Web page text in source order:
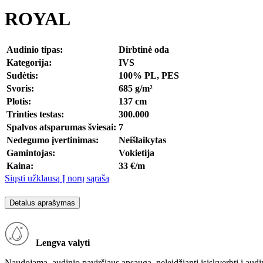
ROYAL
Audinio tipas:
Dirbtinė oda
Kategorija:
IVS
Sudėtis:
100% PL, PES
Svoris:
685 g/m²
Plotis:
137 cm
Trinties testas:
300.000
Spalvos atsparumas šviesai: 7
Nedegumo įvertinimas:
Neišlaikytas
Gamintojas:
Vokietija
Kaina:
33 €/m
Siųsti užklausą Į norų sąrašą
Detalus aprašymas
Lengva valyti